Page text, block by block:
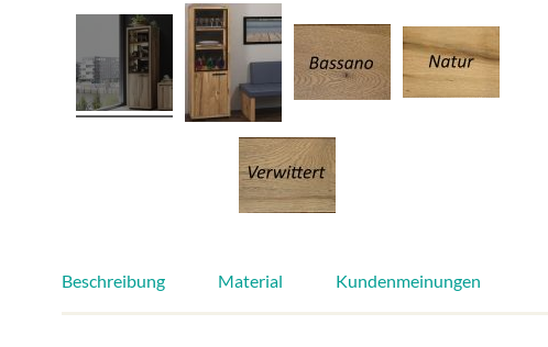
Beschreibung Material Kundenmeinungen